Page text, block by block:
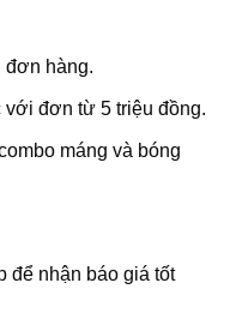
đơn hàng.
với đơn từ 5 triệu đồng.
máng và bóng
để nhận báo giá tốt